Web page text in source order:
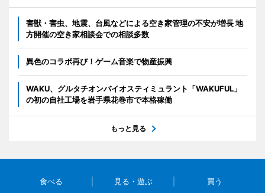
害獣・害虫、地震、台風などによる空き家管理の不安が増長 地
方開催の空き家相談会での相談多数
異色のコラボ再び！ゲーム音楽で物産振興
WAKU、グルタチオンバイオスティミュラント「WAKUFUL」
の初の自社工場を岩手県花巻市で本格稼働
もっと見る
食べる 見る・遊ぶ 買う